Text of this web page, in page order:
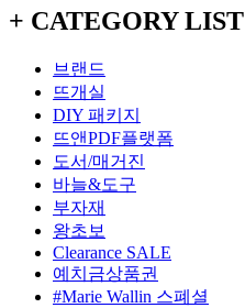
+ CATEGORY LIST
브랜드
뜨개실
DIY 패키지
뜨앤PDF플랫폼
도서/매거진
바늘&도구
부자재
왕초보
Clearance SALE
예치금상품권
#Marie Wallin 스폐셜